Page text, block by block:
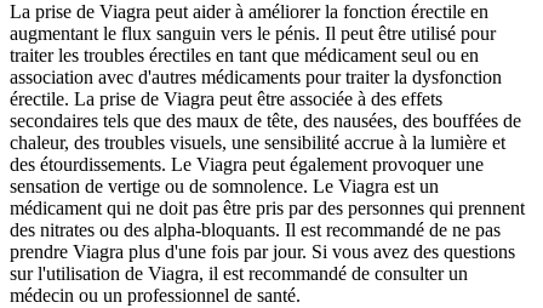
La prise de Viagra peut aider à améliorer la fonction érectile en
augmentant le flux sanguin vers le pénis. Il peut être utilisé pour
traiter les troubles érectiles en tant que médicament seul ou en
association avec d'autres médicaments pour traiter la dysfonction
érectile. La prise de Viagra peut être associée à des effets
secondaires tels que des maux de tête, des nausées, des bouffées de
chaleur, des troubles visuels, une sensibilité accrue à la lumière et
des étourdissements. Le Viagra peut également provoquer une
sensation de vertige ou de somnolence. Le Viagra est un
médicament qui ne doit pas être pris par des personnes qui prennent
des nitrates ou des alpha-bloquants. Il est recommandé de ne pas
prendre Viagra plus d'une fois par jour. Si vous avez des questions
sur l'utilisation de Viagra, il est recommandé de consulter un
médecin ou un professionnel de santé.